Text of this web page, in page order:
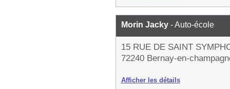
Morin Jacky - Auto-école
15 RUE DE SAINT
72240 Bernay-en-
Afficher les détails